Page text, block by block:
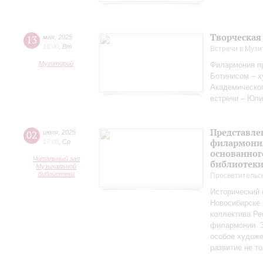
13 мая 2025
18:00 Вт
Музиторий
Встречи в
Филармония
Ботинисом –
встречи –
02 июля 2025
17:00 Ср
Читальный зал
Музыкальной
библиотеки
коллектива
филармонии.
особое
развитие не